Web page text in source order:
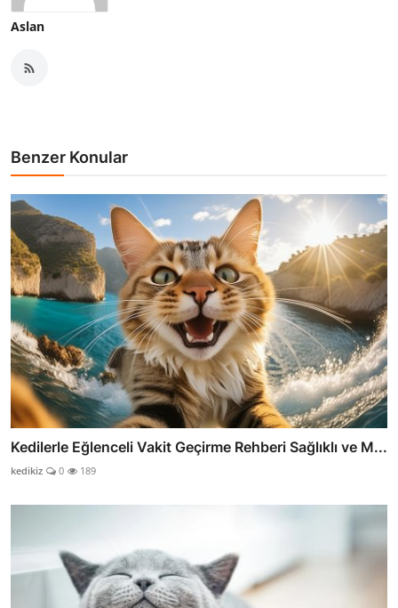
Aslan
Benzer Konular
Kedilerle Eğlenceli Vakit Geçirme Rehberi Sağlıklı ve M...
kedikiz 0 189